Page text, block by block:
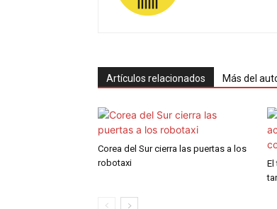
Artículos relacionados Más del
Corea del Sur cierra las puertas a los
robotaxi
El